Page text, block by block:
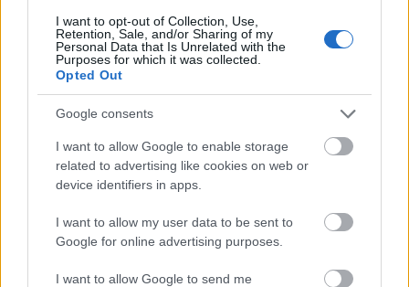
I want to opt-out of Collection, Use,
Retention, Sale, and/or Sharing of my
Personal Data that Is Unrelated with the
Purposes for which it was collected.
Opted Out
Google consents
I want to allow Google to enable storage
related to advertising like cookies on web or
device identifiers in apps.
I want to allow my user data to be sent to
Google for online advertising purposes.
I want to allow Google to send me
szíriai fiaskójába, ha nem mutatnak elég katonai erőt.
Hogy ennek a felfogásnak a lakosság körében mekkora
a támogatottsága, azt jól jelezték az orosz állami
tévében az elmúlt hetekben lezajlott, gyakran telefonos
Párbaj (Поединок) című műsorbanpéldául 7:1
arányban(kerekítve 70 ezer 10 ezer szavazat
ellenében) győzött az a vélemény, hogy
státuszát
I. Péter
óta a katonai erő, nem pedig a
lakossági fogyasztásra szánt árucikkek és
Oroszország bekerítésére, gazdasági függésbe